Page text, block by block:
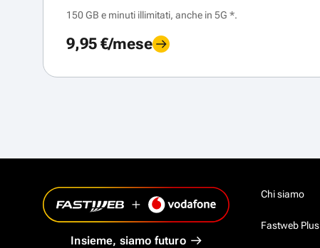
150 GB e minuti illimitati, anche in 5G *.
9,95 €/mese
Insieme, siamo futuro
Chi siamo
Fastweb Plus